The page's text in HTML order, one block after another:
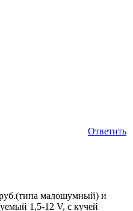
Ответить
малошумный) и
1,5-12 V, с кучей